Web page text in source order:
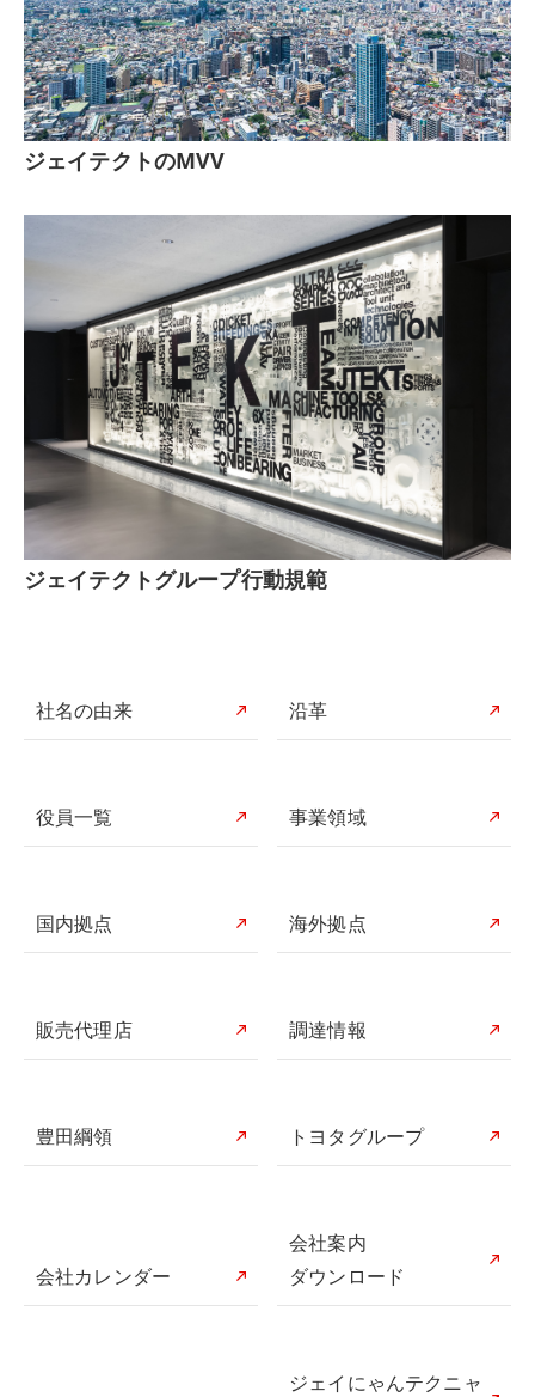
ジェイテクトのMVV
ジェイテクトグループ行動規範
社名の由来 沿革
役員一覧 事業領域
国内拠点 海外拠点
販売代理店 調達情報
豊田綱領 トヨタグループ
会社カレンダー
会社案内
ダウンロード
ジェイにゃんテクニャ